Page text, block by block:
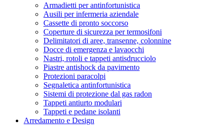
Armadietti per antinfortunistica
Ausili per infermeria aziendale
Cassette di pronto soccorso
Coperture di sicurezza per termosifoni
Delimitatori di aree, transenne, colonnine
Docce di emergenza e lavaocchi
Nastri, rotoli e tappeti antisdrucciolo
Piastre antishock da pavimento
Protezioni paracolpi
Segnaletica antinfortunistica
Sistemi di protezione dal gas radon
Tappeti antiurto modulari
Tappeti e pedane isolanti
Arredamento e Design